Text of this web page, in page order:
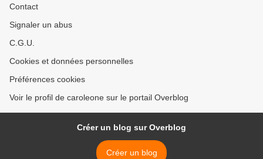
Contact
Signaler un abus
C.G.U.
Cookies et données personnelles
Préférences cookies
Voir le profil de caroleone sur le portail Overblog
Créer un blog sur Overblog
Créer un blog